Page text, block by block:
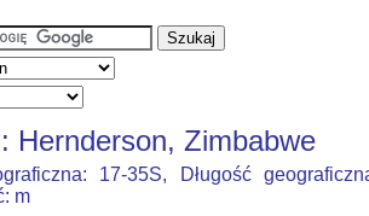
Hernderson, Zimbabwe
17-35S, Długość
m